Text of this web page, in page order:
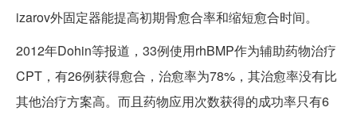
izarov外固定器能提高初期骨愈合率和缩短愈合时间。
2012年Dohin等报道，33例使用rhBMP作为辅助药物治疗
CPT，有26例获得愈合，治愈率为78%，其治愈率没有比
其他治疗方案高。而且药物应用次数获得的成功率只有6